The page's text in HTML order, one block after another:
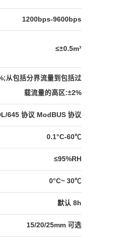
1200bps-9600bps
≤±0.5m³
从包括分界流量到包括过
载流量的高区:±2%
645 协议 ModBUS 协议
0.1°C-60℃
≤95%RH
0°C~ 30℃
默认 8h
15/20/25mm 可选